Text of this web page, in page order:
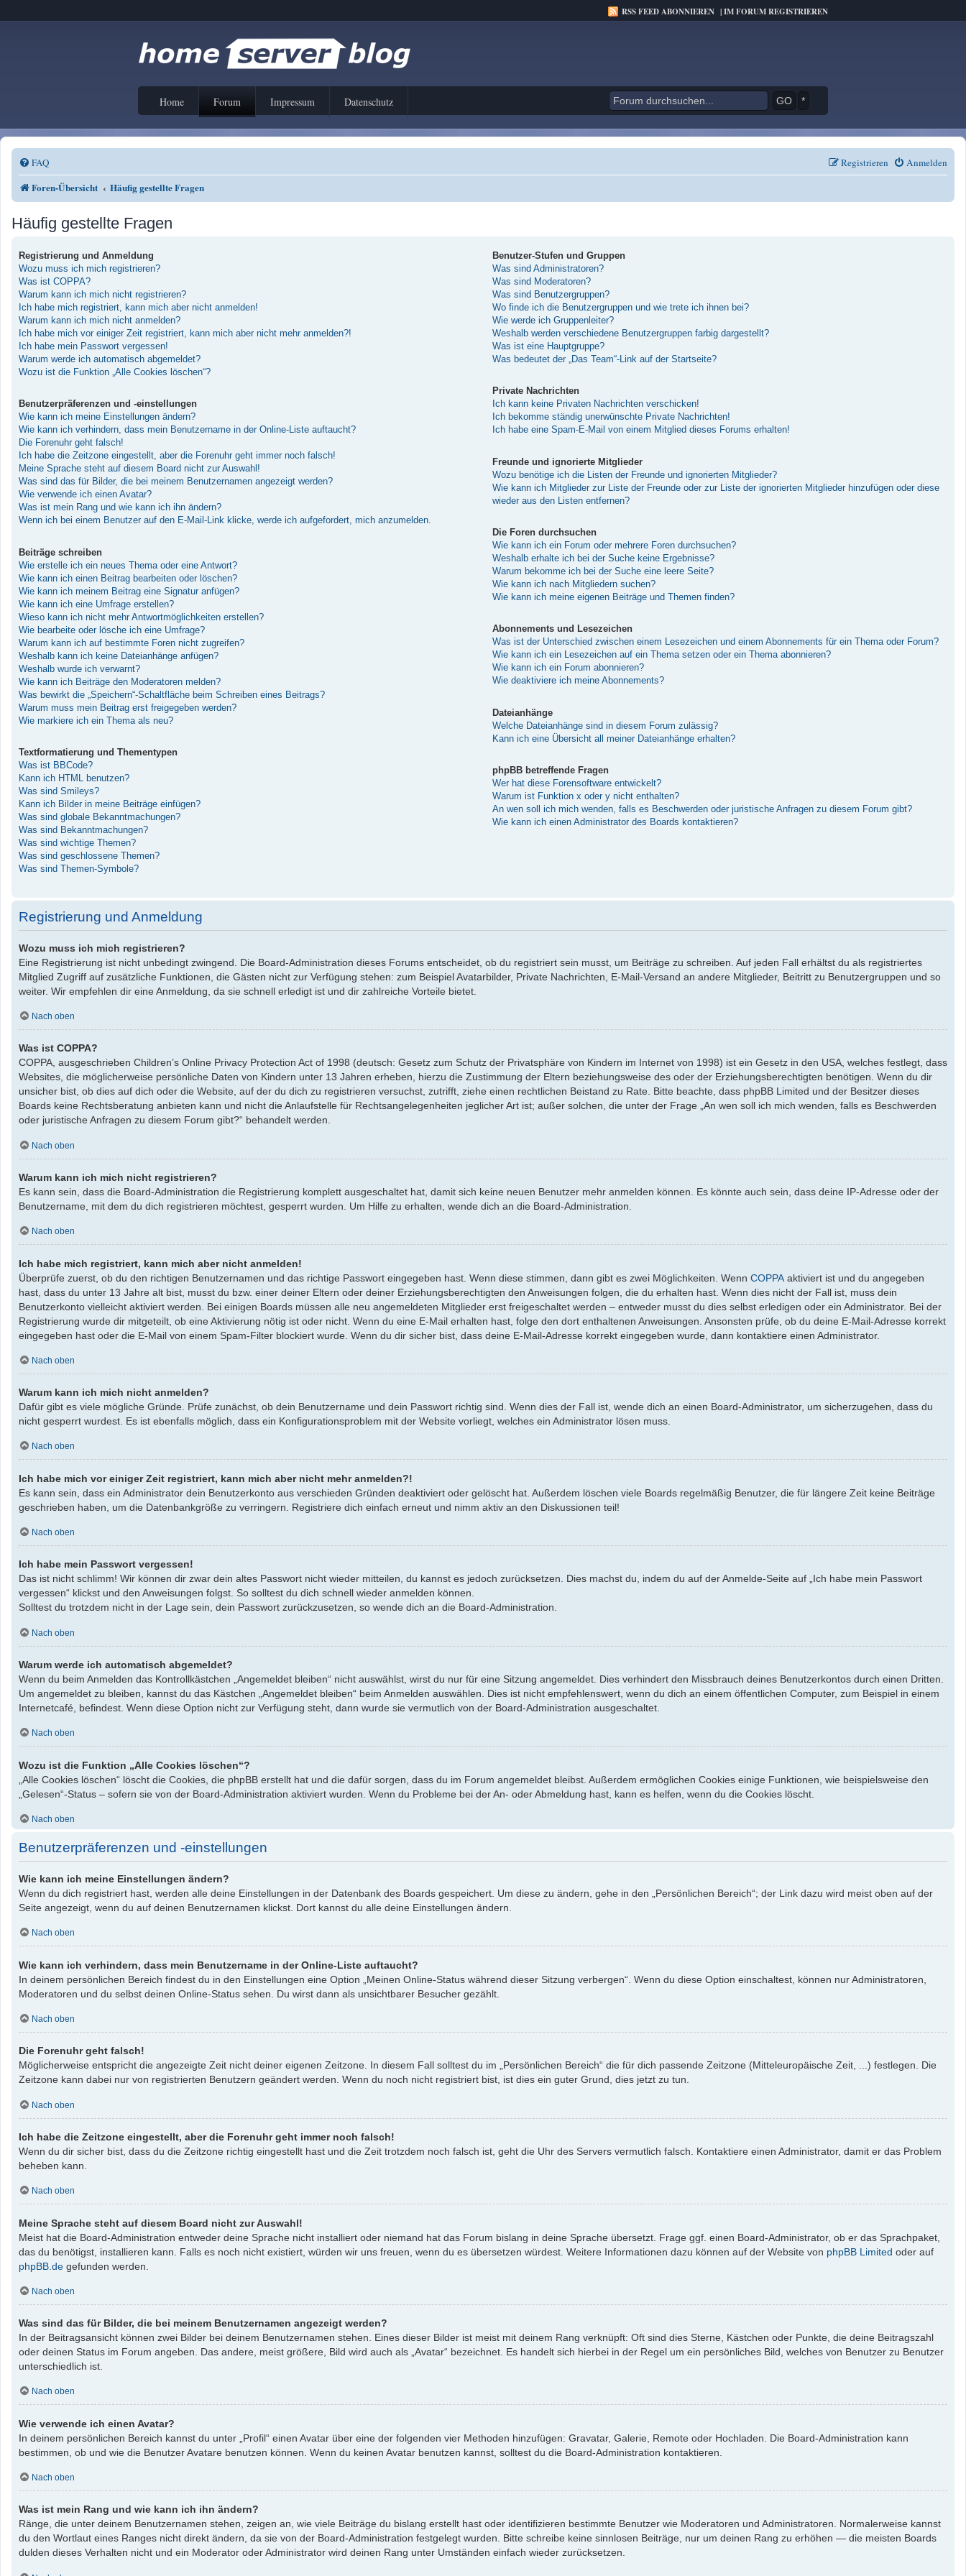
RSS FEED ABONNIEREN |IM FORUM REGISTRIEREN
Home Forum Impressum Datenschutz *
FAQ Anmelden
Registrieren
Foren-Übersicht Häufig gestellte Fragen
Häufig gestellte Fragen
Registrierung und Anmeldung
Wozu muss ich mich registrieren?
Was ist COPPA?
Warum kann ich mich nicht registrieren?
Ich habe mich registriert, kann mich aber nicht anmelden!
Warum kann ich mich nicht anmelden?
Ich habe mich vor einiger Zeit registriert, kann mich aber nicht mehr anmelden?!
Ich habe mein Passwort vergessen!
Warum werde ich automatisch abgemeldet?
Wozu ist die Funktion „Alle Cookies löschen“?
Benutzerpräferenzen und -einstellungen
Wie kann ich meine Einstellungen ändern?
Wie kann ich verhindern, dass mein Benutzername in der Online-Liste auftaucht?
Die Forenuhr geht falsch!
Ich habe die Zeitzone eingestellt, aber die Forenuhr geht immer noch falsch!
Meine Sprache steht auf diesem Board nicht zur Auswahl!
Was sind das für Bilder, die bei meinem Benutzernamen angezeigt werden?
Wie verwende ich einen Avatar?
Was ist mein Rang und wie kann ich ihn ändern?
Wenn ich bei einem Benutzer auf den E-Mail-Link klicke, werde ich aufgefordert, mich anzumelden.
Beiträge schreiben
Wie erstelle ich ein neues Thema oder eine Antwort?
Wie kann ich einen Beitrag bearbeiten oder löschen?
Wie kann ich meinem Beitrag eine Signatur anfügen?
Wie kann ich eine Umfrage erstellen?
Wieso kann ich nicht mehr Antwortmöglichkeiten erstellen?
Wie bearbeite oder lösche ich eine Umfrage?
Warum kann ich auf bestimmte Foren nicht zugreifen?
Weshalb kann ich keine Dateianhänge anfügen?
Weshalb wurde ich verwarnt?
Wie kann ich Beiträge den Moderatoren melden?
Was bewirkt die „Speichern“-Schaltfläche beim Schreiben eines Beitrags?
Warum muss mein Beitrag erst freigegeben werden?
Wie markiere ich ein Thema als neu?
Textformatierung und Thementypen
Was ist BBCode?
Kann ich HTML benutzen?
Was sind Smileys?
Kann ich Bilder in meine Beiträge einfügen?
Was sind globale Bekanntmachungen?
Was sind Bekanntmachungen?
Was sind wichtige Themen?
Was sind geschlossene Themen?
Was sind Themen-Symbole?
Benutzer-Stufen und Gruppen
Was sind Administratoren?
Was sind Moderatoren?
Was sind Benutzergruppen?
Wo finde ich die Benutzergruppen und wie trete ich ihnen bei?
Wie werde ich Gruppenleiter?
Weshalb werden verschiedene Benutzergruppen farbig dargestellt?
Was ist eine Hauptgruppe?
Was bedeutet der „Das Team“-Link auf der Startseite?
Private Nachrichten
Ich kann keine Privaten Nachrichten verschicken!
Ich bekomme ständig unerwünschte Private Nachrichten!
Ich habe eine Spam-E-Mail von einem Mitglied dieses Forums erhalten!
Freunde und ignorierte Mitglieder
Wozu benötige ich die Listen der Freunde und ignorierten Mitglieder?
Wie kann ich Mitglieder zur Liste der Freunde oder zur Liste der ignorierten Mitglieder hinzufügen oder diese
wieder aus den Listen entfernen?
Die Foren durchsuchen
Wie kann ich ein Forum oder mehrere Foren durchsuchen?
Weshalb erhalte ich bei der Suche keine Ergebnisse?
Warum bekomme ich bei der Suche eine leere Seite?
Wie kann ich nach Mitgliedern suchen?
Wie kann ich meine eigenen Beiträge und Themen finden?
Abonnements und Lesezeichen
Was ist der Unterschied zwischen einem Lesezeichen und einem Abonnements für ein Thema oder Forum?
Wie kann ich ein Lesezeichen auf ein Thema setzen oder ein Thema abonnieren?
Wie kann ich ein Forum abonnieren?
Wie deaktiviere ich meine Abonnements?
Dateianhänge
Welche Dateianhänge sind in diesem Forum zulässig?
Kann ich eine Übersicht all meiner Dateianhänge erhalten?
phpBB betreffende Fragen
Wer hat diese Forensoftware entwickelt?
Warum ist Funktion x oder y nicht enthalten?
An wen soll ich mich wenden, falls es Beschwerden oder juristische Anfragen zu diesem Forum gibt?
Wie kann ich einen Administrator des Boards kontaktieren?
Registrierung und Anmeldung
Wozu muss ich mich registrieren?
Eine Registrierung ist nicht unbedingt zwingend. Die Board-Administration dieses Forums entscheidet, ob du registriert sein musst, um Beiträge zu schreiben. Auf jeden Fall erhältst du als registriertes
Mitglied Zugriff auf zusätzliche Funktionen, die Gästen nicht zur Verfügung stehen: zum Beispiel Avatarbilder, Private Nachrichten, E-Mail-Versand an andere Mitglieder, Beitritt zu Benutzergruppen und so
weiter. Wir empfehlen dir eine Anmeldung, da sie schnell erledigt ist und dir zahlreiche Vorteile bietet.
Nach oben
Was ist COPPA?
COPPA, ausgeschrieben Children’s Online Privacy Protection Act of 1998 (deutsch: Gesetz zum Schutz der Privatsphäre von Kindern im Internet von 1998) ist ein Gesetz in den USA, welches festlegt, dass
Websites, die möglicherweise persönliche Daten von Kindern unter 13 Jahren erheben, hierzu die Zustimmung der Eltern beziehungsweise des oder der Erziehungsberechtigten benötigen. Wenn du dir
unsicher bist, ob dies auf dich oder die Website, auf der du dich zu registrieren versuchst, zutrifft, ziehe einen rechtlichen Beistand zu Rate. Bitte beachte, dass phpBB Limited und der Besitzer dieses
Boards keine Rechtsberatung anbieten kann und nicht die Anlaufstelle für Rechtsangelegenheiten jeglicher Art ist; außer solchen, die unter der Frage „An wen soll ich mich wenden, falls es Beschwerden
oder juristische Anfragen zu diesem Forum gibt?“ behandelt werden.
Nach oben
Warum kann ich mich nicht registrieren?
Es kann sein, dass die Board-Administration die Registrierung komplett ausgeschaltet hat, damit sich keine neuen Benutzer mehr anmelden können. Es könnte auch sein, dass deine IP-Adresse oder der
Benutzername, mit dem du dich registrieren möchtest, gesperrt wurden. Um Hilfe zu erhalten, wende dich an die Board-Administration.
Nach oben
Ich habe mich registriert, kann mich aber nicht anmelden!
Überprüfe zuerst, ob du den richtigen Benutzernamen und das richtige Passwort eingegeben hast. Wenn diese stimmen, dann gibt es zwei Möglichkeiten. Wenn COPPA aktiviert ist und du angegeben
hast, dass du unter 13 Jahre alt bist, musst du bzw. einer deiner Eltern oder deiner Erziehungsberechtigten den Anweisungen folgen, die du erhalten hast. Wenn dies nicht der Fall ist, muss dein
Benutzerkonto vielleicht aktiviert werden. Bei einigen Boards müssen alle neu angemeldeten Mitglieder erst freigeschaltet werden – entweder musst du dies selbst erledigen oder ein Administrator. Bei der
Registrierung wurde dir mitgeteilt, ob eine Aktivierung nötig ist oder nicht. Wenn du eine E-Mail erhalten hast, folge den dort enthaltenen Anweisungen. Ansonsten prüfe, ob du deine E-Mail-Adresse korrekt
eingegeben hast oder die E-Mail von einem Spam-Filter blockiert wurde. Wenn du dir sicher bist, dass deine E-Mail-Adresse korrekt eingegeben wurde, dann kontaktiere einen Administrator.
Nach oben
Warum kann ich mich nicht anmelden?
Dafür gibt es viele mögliche Gründe. Prüfe zunächst, ob dein Benutzername und dein Passwort richtig sind. Wenn dies der Fall ist, wende dich an einen Board-Administrator, um sicherzugehen, dass du
nicht gesperrt wurdest. Es ist ebenfalls möglich, dass ein Konfigurationsproblem mit der Website vorliegt, welches ein Administrator lösen muss.
Nach oben
Ich habe mich vor einiger Zeit registriert, kann mich aber nicht mehr anmelden?!
Es kann sein, dass ein Administrator dein Benutzerkonto aus verschieden Gründen deaktiviert oder gelöscht hat. Außerdem löschen viele Boards regelmäßig Benutzer, die für längere Zeit keine Beiträge
geschrieben haben, um die Datenbankgröße zu verringern. Registriere dich einfach erneut und nimm aktiv an den Diskussionen teil!
Nach oben
Ich habe mein Passwort vergessen!
Das ist nicht schlimm! Wir können dir zwar dein altes Passwort nicht wieder mitteilen, du kannst es jedoch zurücksetzen. Dies machst du, indem du auf der Anmelde-Seite auf „Ich habe mein Passwort
vergessen“ klickst und den Anweisungen folgst. So solltest du dich schnell wieder anmelden können.
Solltest du trotzdem nicht in der Lage sein, dein Passwort zurückzusetzen, so wende dich an die Board-Administration.
Nach oben
Warum werde ich automatisch abgemeldet?
Wenn du beim Anmelden das Kontrollkästchen „Angemeldet bleiben“ nicht auswählst, wirst du nur für eine Sitzung angemeldet. Dies verhindert den Missbrauch deines Benutzerkontos durch einen Dritten.
Um angemeldet zu bleiben, kannst du das Kästchen „Angemeldet bleiben“ beim Anmelden auswählen. Dies ist nicht empfehlenswert, wenn du dich an einem öffentlichen Computer, zum Beispiel in einem
Internetcafé, befindest. Wenn diese Option nicht zur Verfügung steht, dann wurde sie vermutlich von der Board-Administration ausgeschaltet.
Nach oben
Wozu ist die Funktion „Alle Cookies löschen“?
„Alle Cookies löschen“ löscht die Cookies, die phpBB erstellt hat und die dafür sorgen, dass du im Forum angemeldet bleibst. Außerdem ermöglichen Cookies einige Funktionen, wie beispielsweise den
„Gelesen“-Status – sofern sie von der Board-Administration aktiviert wurden. Wenn du Probleme bei der An- oder Abmeldung hast, kann es helfen, wenn du die Cookies löscht.
Nach oben
Benutzerpräferenzen und -einstellungen
Wie kann ich meine Einstellungen ändern?
Wenn du dich registriert hast, werden alle deine Einstellungen in der Datenbank des Boards gespeichert. Um diese zu ändern, gehe in den „Persönlichen Bereich“; der Link dazu wird meist oben auf der
Seite angezeigt, wenn du auf deinen Benutzernamen klickst. Dort kannst du alle deine Einstellungen ändern.
Nach oben
Wie kann ich verhindern, dass mein Benutzername in der Online-Liste auftaucht?
In deinem persönlichen Bereich findest du in den Einstellungen eine Option „Meinen Online-Status während dieser Sitzung verbergen“. Wenn du diese Option einschaltest, können nur Administratoren,
Moderatoren und du selbst deinen Online-Status sehen. Du wirst dann als unsichtbarer Besucher gezählt.
Nach oben
Die Forenuhr geht falsch!
Möglicherweise entspricht die angezeigte Zeit nicht deiner eigenen Zeitzone. In diesem Fall solltest du im „Persönlichen Bereich“ die für dich passende Zeitzone (Mitteleuropäische Zeit, ...) festlegen. Die
Zeitzone kann dabei nur von registrierten Benutzern geändert werden. Wenn du noch nicht registriert bist, ist dies ein guter Grund, dies jetzt zu tun.
Nach oben
Ich habe die Zeitzone eingestellt, aber die Forenuhr geht immer noch falsch!
Wenn du dir sicher bist, dass du die Zeitzone richtig eingestellt hast und die Zeit trotzdem noch falsch ist, geht die Uhr des Servers vermutlich falsch. Kontaktiere einen Administrator, damit er das Problem
beheben kann.
Nach oben
Meine Sprache steht auf diesem Board nicht zur Auswahl!
Meist hat die Board-Administration entweder deine Sprache nicht installiert oder niemand hat das Forum bislang in deine Sprache übersetzt. Frage ggf. einen Board-Administrator, ob er das Sprachpaket,
das du benötigst, installieren kann. Falls es noch nicht existiert, würden wir uns freuen, wenn du es übersetzen würdest. Weitere Informationen dazu können auf der Website von phpBB Limited oder auf
phpBB.de gefunden werden.
Nach oben
Was sind das für Bilder, die bei meinem Benutzernamen angezeigt werden?
In der Beitragsansicht können zwei Bilder bei deinem Benutzernamen stehen. Eines dieser Bilder ist meist mit deinem Rang verknüpft: Oft sind dies Sterne, Kästchen oder Punkte, die deine Beitragszahl
oder deinen Status im Forum angeben. Das andere, meist größere, Bild wird auch als „Avatar“ bezeichnet. Es handelt sich hierbei in der Regel um ein persönliches Bild, welches von Benutzer zu Benutzer
unterschiedlich ist.
Nach oben
Wie verwende ich einen Avatar?
In deinem persönlichen Bereich kannst du unter „Profil“ einen Avatar über eine der folgenden vier Methoden hinzufügen: Gravatar, Galerie, Remote oder Hochladen. Die Board-Administration kann
bestimmen, ob und wie die Benutzer Avatare benutzen können. Wenn du keinen Avatar benutzen kannst, solltest du die Board-Administration kontaktieren.
Nach oben
Was ist mein Rang und wie kann ich ihn ändern?
Ränge, die unter deinem Benutzernamen stehen, zeigen an, wie viele Beiträge du bislang erstellt hast oder identifizieren bestimmte Benutzer wie Moderatoren und Administratoren. Normalerweise kannst
du den Wortlaut eines Ranges nicht direkt ändern, da sie von der Board-Administration festgelegt wurden. Bitte schreibe keine sinnlosen Beiträge, nur um deinen Rang zu erhöhen — die meisten Boards
dulden dieses Verhalten nicht und ein Moderator oder Administrator wird deinen Rang unter Umständen einfach wieder zurücksetzen.